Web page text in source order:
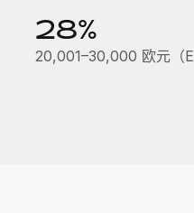
28%
20,001–30,000 欧元（